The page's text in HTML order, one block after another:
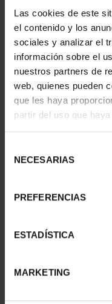
Las cookies de este
el contenido y los
sociales y analizar el
información sobre el
nuestros partners de
web, quienes pueden
que les haya
partir del uso que
NECESARIAS
PREFERENCIAS
ESTADÍSTICA
MARKETING
PICASSO (2023)
COLECCIÓN 6
978,00 €